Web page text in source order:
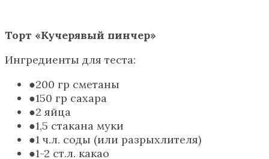
Торт «Кучерявый пинчер»
Ингредиенты для теста:
200 гр сметаны
150 гр сахара
2 яйца
1,5 стакана муки
1 ч.л. соды (или разрыхлителя)
1-2 ст.л. какао